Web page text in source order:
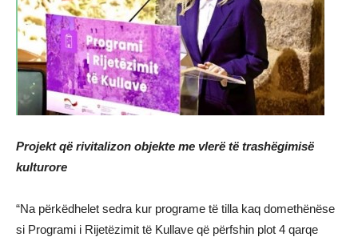
Projekt që rivitalizon objekte me vlerë të trashëgimisë
kulturore
“Na përkëdhelet sedra kur programe të tilla kaq domethënëse
si Programi i Rijetëzimit të Kullave që përfshin plot 4 qarqe